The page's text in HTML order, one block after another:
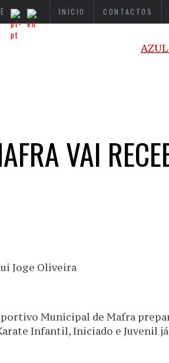
INÍCIO CONTACTOS
VAI
Joge Oliveira
Municipal de Mafra
Infantil, Iniciado e Juvenil